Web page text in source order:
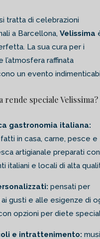
tratta di celebrazioni
a Barcellona, Velissima
La sua cura per i
l’atmosfera raffinata
un evento
rende speciale Velissima?
gastronomia italiana:
in casa, carne, pesce e
artigianale preparati con
italiani e locali di alta
pensati per
gusti e alle esigenze di
opzioni per diete
e intrattenimento: